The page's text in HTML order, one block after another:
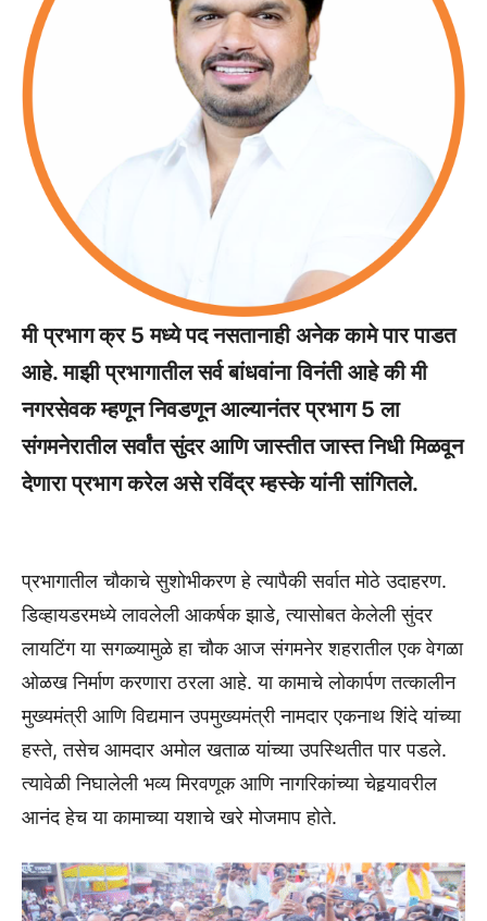
मी प्रभाग क्र 5 मध्ये पद नसतानाही अनेक कामे पार पाडत
आहे. माझी प्रभागातील सर्व बांधवांना विनंती आहे की मी
नगरसेवक म्हणून निवडणून आल्यानंतर प्रभाग 5 ला
संगमनेरातील सर्वांत सुंदर आणि जास्तीत जास्त निधी मिळवून
देणारा प्रभाग करेल असे रविंद्र म्हस्के यांनी सांगितले.
प्रभागातील चौकाचे सुशोभीकरण हे त्यापैकी सर्वात मोठे उदाहरण.
डिव्हायडरमध्ये लावलेली आकर्षक झाडे, त्यासोबत केलेली सुंदर
लायटिंग या सगळ्यामुळे हा चौक आज संगमनेर शहरातील एक वेगळा
ओळख निर्माण करणारा ठरला आहे. या कामाचे लोकार्पण तत्कालीन
मुख्यमंत्री आणि विद्यमान उपमुख्यमंत्री नामदार एकनाथ शिंदे यांच्या
हस्ते, तसेच आमदार अमोल खताळ यांच्या उपस्थितीत पार पडले.
त्यावेळी निघालेली भव्य मिरवणूक आणि नागरिकांच्या चेहर्‍यावरील
आनंद हेच या कामाच्या यशाचे खरे मोजमाप होते.